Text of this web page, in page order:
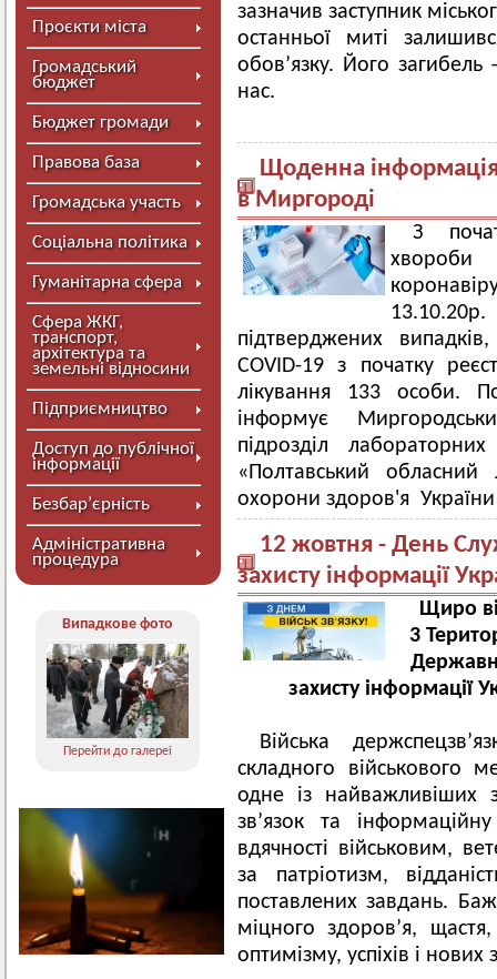
Проєкти міста
Громадський
бюджет
Бюджет громади
Правова база
Громадська участь
Соціальна політика
Гуманітарна сфера
Сфера ЖКГ,
транспорт,
архітектура та
земельні відносини
Підприємництво
Доступ до публічної
інформації
Безбар’єрність
Адміністративна
процедура
Випадкове фото
Перейти до галереї
зазначив заступник
останньої миті
обов’язку. Його
нас.
Щоденна інформація
в Миргороді
З
підтверджених
COVID-19 з початку
лікування 133 особи.
інформує
підрозділ
«Полтавський обласний
охорони здоров'я
12 жовтня - День
захисту інформації
Щиро
3
захисту інформації
Війська
складного військового
одне із найважливіших
зв’язок та
вдячності військовим,
за патріотизм,
поставлених завдань.
міцного здоров’я,
оптимізму, успіхів і нових